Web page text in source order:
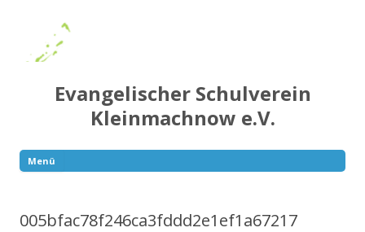
Evangelischer Schulverein
Kleinmachnow e.V.
Menü
005bfac78f246ca3fddd2e1ef1a67217